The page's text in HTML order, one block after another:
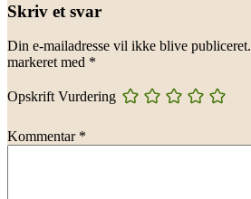
Skriv et svar
Din e-mailadresse vil ikke blive publiceret.
markeret med *
Opskrift Vurdering
Kommentar *